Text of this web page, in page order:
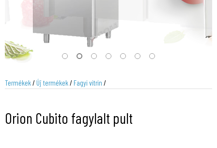
Termékek/Új termékek/Fagyi vitrin /
Orion Cubito fagylalt pult